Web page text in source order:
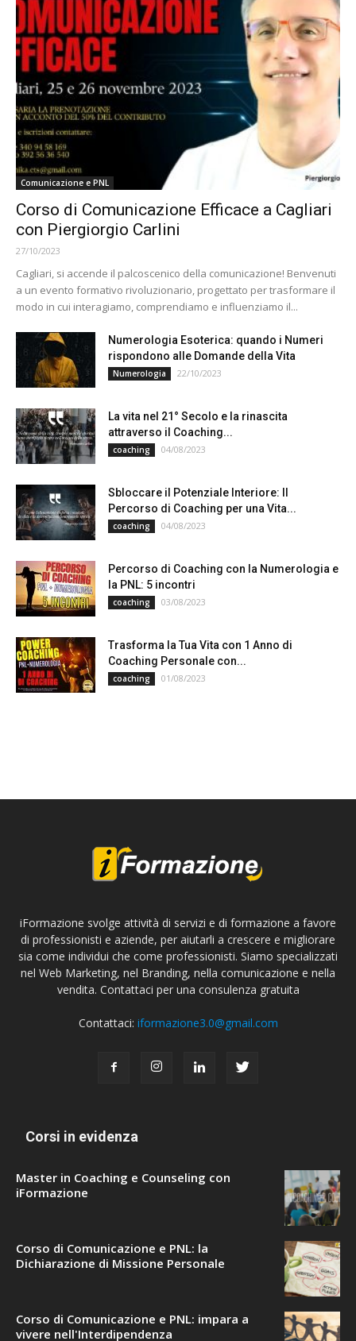
Comunicazione e PNL
Corso di Comunicazione Efficace a Cagliari
con Piergiorgio Carlini
27/10/2023
Cagliari, si accende il palcoscenico della comunicazione! Benvenuti
a un evento formativo rivoluzionario, progettato per trasformare il
modo in cui interagiamo, comprendiamo e influenziamo il...
Numerologia Esoterica: quando i Numeri
rispondono alle Domande della Vita
Numerologia 22/10/2023
La vita nel 21° Secolo e la rinascita
attraverso il Coaching...
coaching 04/08/2023
Sbloccare il Potenziale Interiore: Il
Percorso di Coaching per una Vita...
coaching 04/08/2023
Percorso di Coaching con la Numerologia e
la PNL: 5 incontri
coaching 03/08/2023
Trasforma la Tua Vita con 1 Anno di
Coaching Personale con...
coaching 01/08/2023
iFormazione svolge attività di servizi e di formazione a favore
di professionisti e aziende, per aiutarli a crescere e migliorare
sia come individui che come professionisti. Siamo specializzati
nel Web Marketing, nel Branding, nella comunicazione e nella
vendita. Contattaci per una consulenza gratuita
Contattaci: iformazione3.0@gmail.com
Corsi in evidenza
Master in Coaching e Counseling con
iFormazione
Corso di Comunicazione e PNL: la
Dichiarazione di Missione Personale
Corso di Comunicazione e PNL: impara a
vivere nell'Interdipendenza